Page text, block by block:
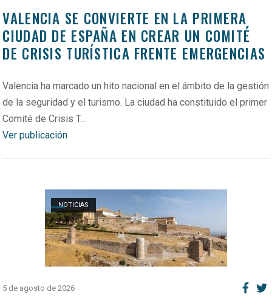
VALENCIA SE CONVIERTE EN LA PRIMERA
CIUDAD DE ESPAÑA EN CREAR UN COMITÉ
DE CRISIS TURÍSTICA FRENTE EMERGENCIAS
Valencia ha marcado un hito nacional en el ámbito de la gestión
de la seguridad y el turismo. La ciudad ha constituido el primer
Comité de Crisis T...
Ver publicación
NOTICIAS
Open post
5 de agosto de 2026